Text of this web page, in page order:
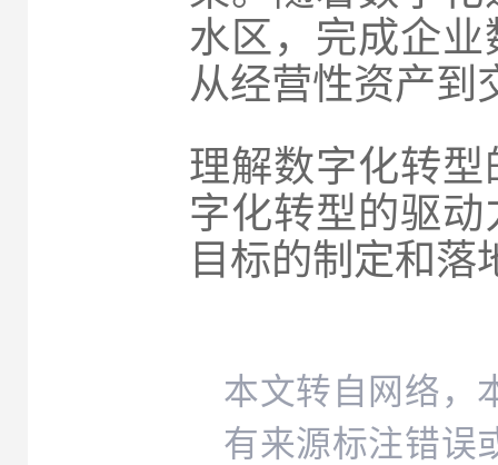
水区，完成企
从经营性资产到
理解数字化转
字化转型的驱
目标的制定和落
本文转自网络，
有来源标注错误